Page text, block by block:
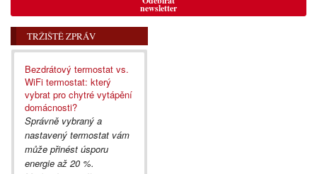
newsletter
TRŽIŠTĚ ZPRÁV
Bezdrátový termostat vs.
WiFi termostat: který
vybrat pro chytré vytápění
domácnosti?
Správně vybraný a
nastavený termostat vám
může přinést úsporu
energie až 20 %.